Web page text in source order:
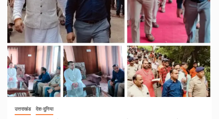
उत्तराखंड देश-दुनिया